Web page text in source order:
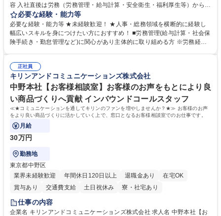
容 入社直後は労務（労務管理・給与計算・安全衛生・福利厚生等）からお
任せいたします。将来は総務・採用・教育業務へ守備範囲を広げ、組織運
営を支えるゼネラリストをめざせます。 ・初期業務：労働時間管理、給与
計算、社会保険対応、福利厚生管理、安全衛生、健康経営推進等をお任せ
します。ご経験に応じて、休職者管理など、幅広く経験を積んでいただき
幅広く経験を積みたい意欲がある方に最適な環境です。 募集職種 【総
務・人事】未経験歓迎/日立グループ/組織運営を支えるゼネラリストを目
指す
必要な経験・能力等
必要な経験・能力等 ★未経験歓迎！ ★人事・総務領域を横断的に経験し
幅広いスキルを身につけたい方におすすめ！ ■労務管理(給与計算・社会保
険手続き・勤怠管理など)に関心があり主体的に取り組める方 ※労務経験
のご経験 ■労務管理（給与計算・社会保険手続き・勤怠管理など）の経験
■衛生管理者の資格をお持ちの方 学歴・資格 学歴：大学院 大学 高専 短大
専修学校 高校 語学力： 資格：
正社員
キリンアンドコミュニケーションズ株式会社
中野本社【お客様相談室】お客様のお声をもとにより良
い商品づくりへ貢献 インバウンドコールスタッフ
≪★コミュニケーションを通してキリンのファンを増やしませんか？★≫ お客様のお声
をより良い商品づくりに活かしていく上で、窓口となるお客様相談室でのお仕事です。
月給
30万円
勤務地
東京都中野区
業界未経験歓迎
年間休日120日以上 退職金あり
在宅OK
賞与あり
交通費支給 土日祝休み 寮・社宅あり
仕事の内容
企業名 キリンアンドコミュニケーションズ株式会社 求人名 中野本社【お